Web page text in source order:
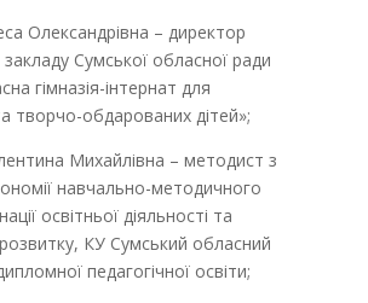
Олександрівна – директор
Сумської обласної ради
гімназія-інтернат для
творчо-обдарованих дітей»;
Михайлівна – методист з
навчально-методичного
освітньої діяльності та
КУ Сумський обласний
педагогічної освіти;